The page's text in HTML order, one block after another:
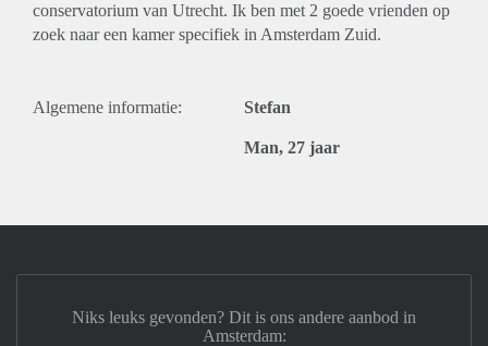
conservatorium van Utrecht. Ik ben met 2 goede vrienden op
zoek naar een kamer specifiek in Amsterdam Zuid.
Algemene informatie: Stefan
Man, 27 jaar
Niks leuks gevonden? Dit is ons andere aanbod in
Amsterdam: